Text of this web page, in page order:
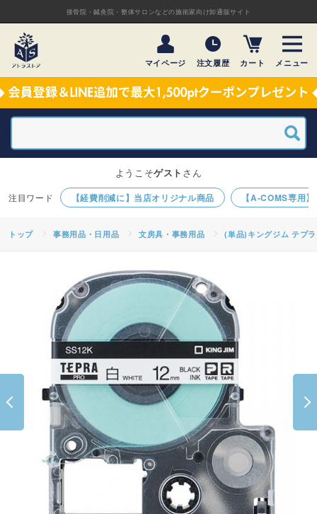
接骨院・鍼灸院・整体サロンなどの施術家向け卸通販サイト
マイページ 注文履歴 カート メニュー
【経費削減に】当店オリジナル商品 【A-COMS専用
ようこそゲスト さん
トップ 事務用品・日用品 文房具・事務用品 (単品)キングジム テプ